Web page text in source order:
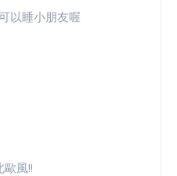
以睡小朋友喔
風!!